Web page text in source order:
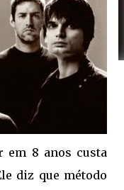
em 8 anos custa
diz que método